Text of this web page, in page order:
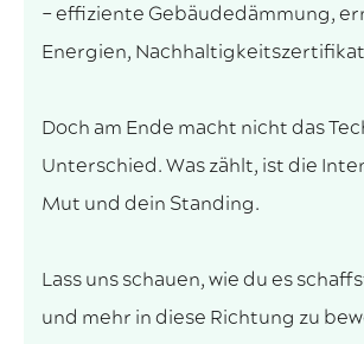
– effiziente Gebäudedämmung,
Energien,
Doch am Ende macht nicht das
Unterschied. Was zählt, ist die
Mut und dein Standing.
Lass uns schauen, wie du es
und mehr in diese Richtung zu